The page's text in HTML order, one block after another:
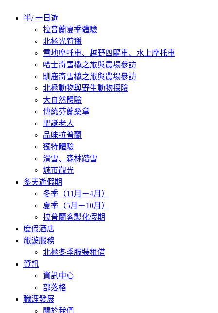
半/ 一日遊
拉普蘭夏季體驗
北極光狩獵
雪地摩托車、越野四驅車、水上摩托車
哈士奇雪橇之旅與農場參訪
馴鹿奇雪橇之旅與農場參訪
北極動物與野生動物探險
大自然體驗
傳統芬蘭桑拿
聖誕老人
品味拉普蘭
獨特體驗
滑雪、森林踏雪
城市觀光
多天遊假期
冬季（11月－4月）
夏季（5月－10月）
拉普蘭客製化假期
度假酒店
旅遊服務
北極冬季服裝租借
資訊
資訊中心
部落格
職涯發展
關於我們